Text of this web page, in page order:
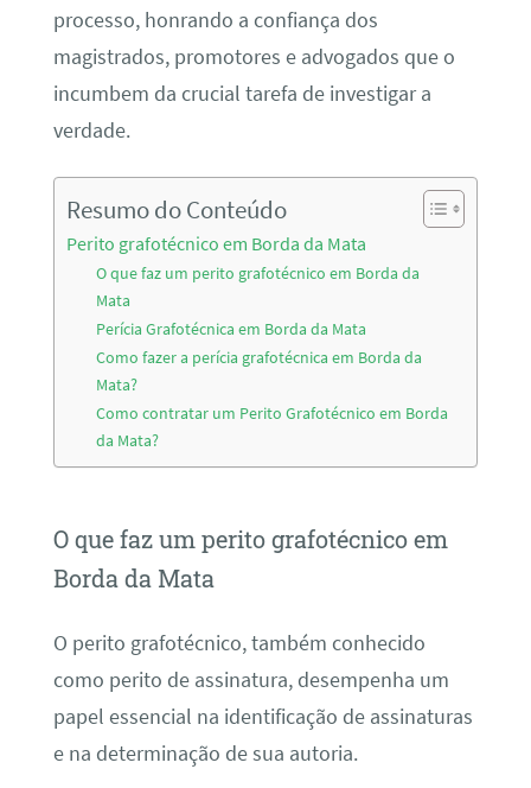
processo, honrando a confiança dos
magistrados, promotores e advogados que o
incumbem da crucial tarefa de investigar a
verdade.
Resumo do Conteúdo
Perito grafotécnico em Borda da Mata
O que faz um perito grafotécnico em Borda da
Mata
Perícia Grafotécnica em Borda da Mata
Como fazer a perícia grafotécnica em Borda da
Mata?
Como contratar um Perito Grafotécnico em Borda
da Mata?
O que faz um perito grafotécnico em
Borda da Mata
O perito grafotécnico, também conhecido
como perito de assinatura, desempenha um
papel essencial na identificação de assinaturas
e na determinação de sua autoria.